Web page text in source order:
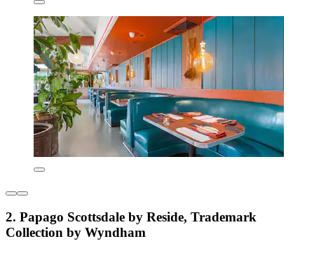
2. Papago Scottsdale by Reside, Trademark
Collection by Wyndham